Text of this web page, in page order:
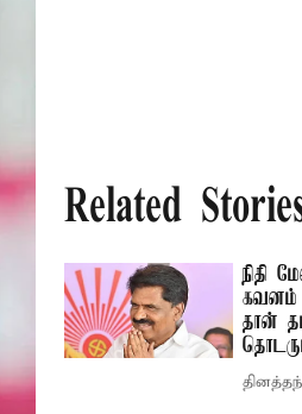
Related
நிதி
கவனம்
தான்